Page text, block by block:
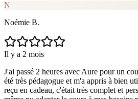
N
Noémie B.
Il y a 2 mois
J'ai passé 2 heures avec Aure pour un
été très pédagogue et m'a appris à bien
reçu en cadeau, c'était très complet et